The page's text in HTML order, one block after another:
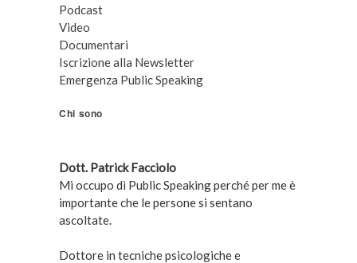
Podcast
Video
Documentari
Iscrizione alla Newsletter
Emergenza Public Speaking
Chi sono
Dott. Patrick Facciolo
Mi occupo di Public Speaking perché per me è
importante che le persone si sentano
ascoltate.
Dottore in tecniche psicologiche e